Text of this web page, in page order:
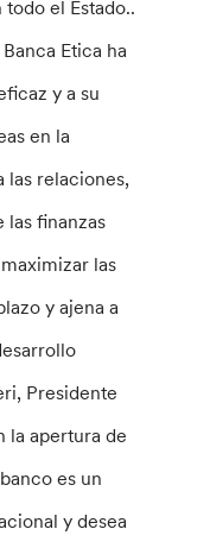
el Estado..
Etica ha
y a su
en la
las relaciones,
finanzas
las
y ajena a
Presidente
la apertura de
es un
y desea